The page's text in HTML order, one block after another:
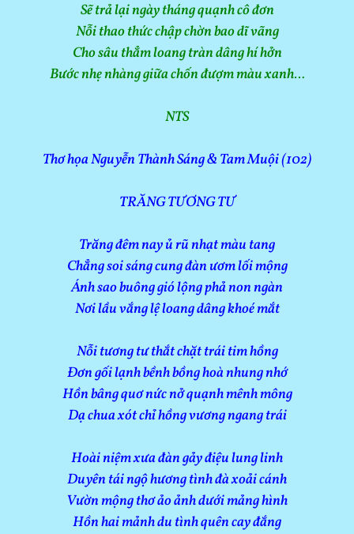
Sẽ trả lại ngày tháng quạnh cô đơn
Nỗi thao thức chập chờn bao dĩ vãng
Cho sâu thẳm loang tràn dâng hí hởn
Bước nhẹ nhàng giữa chốn đượm màu xanh…
NTS
Thơ họa Nguyễn Thành Sáng & Tam Muội (102)
TRĂNG TƯƠNG TƯ
Trăng đêm nay ủ rũ nhạt màu tang
Chẳng soi sáng cung đàn ươm lối mộng
Ánh sao buông gió lộng phả non ngàn
Nơi lầu vắng lệ loang dâng khoé mắt
Nỗi tương tư thắt chặt trái tim hồng
Đơn gối lạnh bềnh bồng hoà nhung nhớ
Hồn bâng quơ nức nở quạnh mênh mông
Dạ chua xót chỉ hồng vương ngang trái
Hoài niệm xưa đàn gảy điệu lung linh
Duyên tái ngộ hương tình đà xoải cánh
Vườn mộng thơ ảo ảnh dưới mảng hình
Hồn hai mảnh du tình quên cay đắng